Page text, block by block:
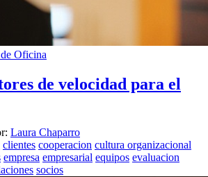
Oficina
de velocidad para el
Laura Chaparro
clientes cooperacion cultura organizacional
empresa empresarial equipos evaluacion
socios